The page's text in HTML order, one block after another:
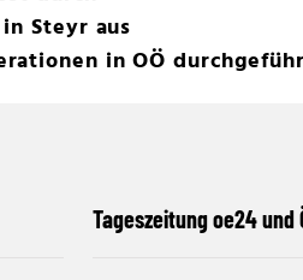
Steyr aus
in OÖ
Tageszeitung oe24 und